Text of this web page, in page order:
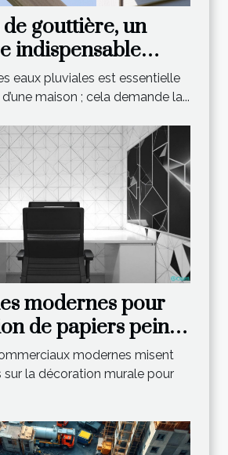
gouttière, un
indispensable
Chaînes de Pluie !
eaux pluviales est essentielle
maison ; cela demande la...
modernes pour
de papiers peints
modernes misent
sur la décoration murale pour